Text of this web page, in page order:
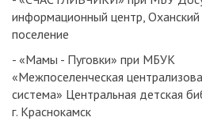
информационный центр,
поселение
- «Мамы - Пуговки» при МБУК
«Межпоселенческая
система» Центральная детская
г. Краснокамск